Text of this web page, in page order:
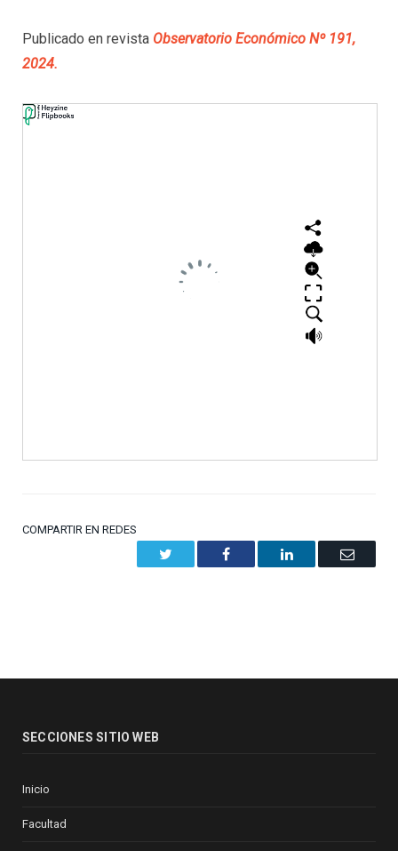
Publicado en revista Observatorio Económico Nº 191,
2024.
COMPARTIR EN REDES
Facebook LinkedIn Email
SECCIONES SITIO WEB
Inicio
Facultad